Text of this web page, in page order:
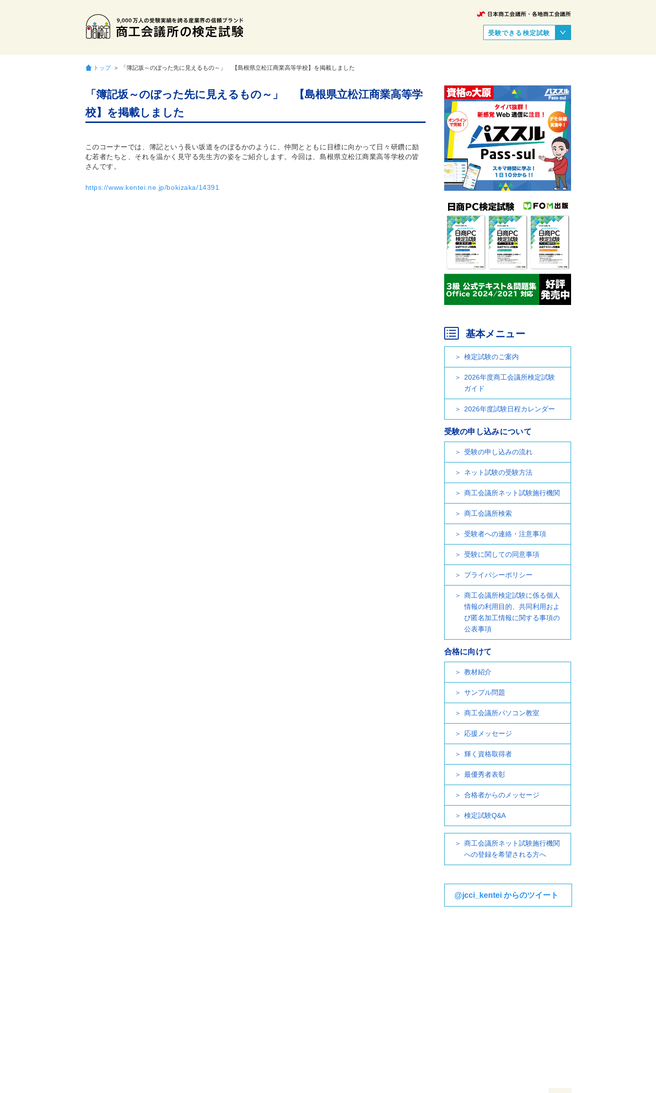
受験できる検定試験
トップ ＞ 「簿記坂～のぼった先に見えるもの～」 【島根県立松江商業高等学校】を掲載しました
「簿記坂～のぼった先に見えるもの～」 【島根県立松江商業高等学
校】を掲載しました
このコーナーでは、簿記という長い坂道をのぼるかのように、仲間とともに目標に向かって日々研鑽に励
む若者たちと、それを温かく見守る先生方の姿をご紹介します。今回は、島根県立松江商業高等学校の皆
さんです。
https://www.kentei.ne.jp/bokizaka/14391
基本メニュー
検定試験のご案内
2026年度商工会議所検定試験
ガイド
2026年度試験日程カレンダー
受験の申し込みについて
受験の申し込みの流れ
ネット試験の受験方法
商工会議所ネット試験施行機関
商工会議所検索
受験者への連絡・注意事項
受験に関しての同意事項
プライバシーポリシー
商工会議所検定試験に係る個人
情報の利用目的、共同利用およ
び匿名加工情報に関する事項の
公表事項
合格に向けて
教材紹介
サンプル問題
商工会議所パソコン教室
応援メッセージ
輝く資格取得者
最優秀者表彰
合格者からのメッセージ
検定試験Q&A
商工会議所ネット試験施行機関
への登録を希望される方へ
@jcci_kentei からのツイート